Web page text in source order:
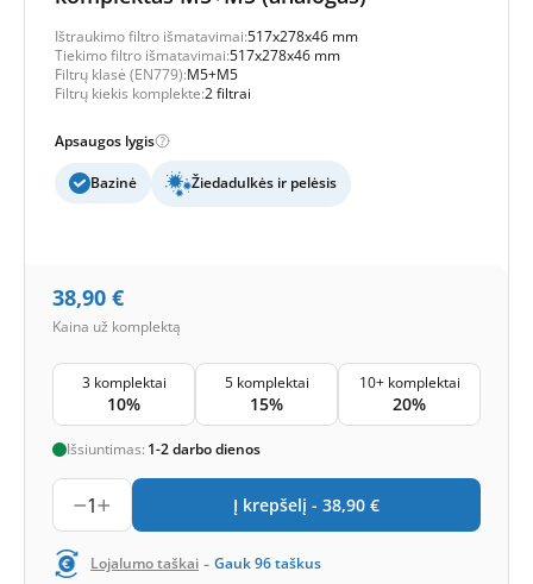
Ištraukimo filtro išmatavimai:517x278x46 mm
Tiekimo filtro išmatavimai:517x278x46 mm
Filtrų klasė (EN779):M5+M5
Filtrų kiekis komplekte:2 filtrai
Apsaugos lygis
Bazinė Žiedadulkės ir pelėsis
38,90 €
Kaina už komplektą
3 komplektai
10%
5 komplektai
15%
10+ komplektai
20%
Išsiuntimas: 1-2 darbo dienos
1 Į krepšelį - 38,90 €
Lojalumo taškai - Gauk96taškus